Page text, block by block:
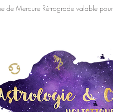
de Mercure Rétrograde valable